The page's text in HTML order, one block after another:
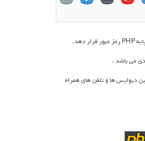
دیوایس ها و تلفن های همراه